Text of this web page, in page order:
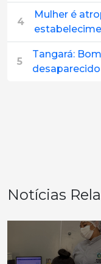
4
Mulher é
5
Tangará:
desaparecido
Notícias